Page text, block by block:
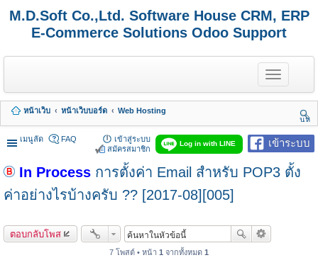
M.D.Soft Co.,Ltd. Software House CRM, ERP
E-Commerce Solutions Odoo Support
T
o
g
e
n
a
i
g
หน้าเว็บ หน้าเว็บบอร์ด
Web Hosting
นห
า
เมนูลัด
เข้าระบบ
Log in with LINE
FAQ
เข้าสู่ระบบ
สมัครสมาชิก
In Process การตั้งค่า Email สำหรับ POP3 ตั้ง
ค่าอย่างไรบ้างครับ ?? [2017-08][005]
ตอบกลับโพส
7 โพสต์ • หน้า 1 จากทั้งหมด 1